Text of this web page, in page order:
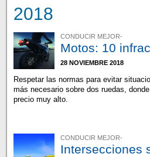
2018
CONDUCIR MEJOR-
Motos: 10
28 NOVIEMBRE 2018
Respetar las normas para evitar
más necesario sobre dos ruedas,
precio muy alto.
CONDUCIR MEJOR-
Intersecciones